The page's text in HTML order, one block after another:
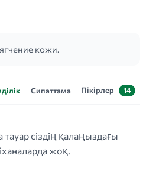
кожи.
Сипаттама Пікірлер 14
тауар сіздің қалаңыздағы
жоқ.